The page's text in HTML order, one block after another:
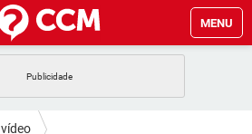
MENU